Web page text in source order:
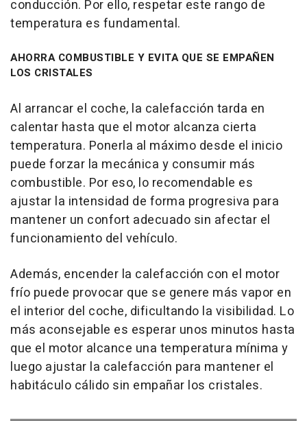
conducción. Por ello, respetar este rango de
temperatura es fundamental.
AHORRA COMBUSTIBLE Y EVITA QUE SE EMPAÑEN
LOS CRISTALES
Al arrancar el coche, la calefacción tarda en
calentar hasta que el motor alcanza cierta
temperatura. Ponerla al máximo desde el inicio
puede forzar la mecánica y consumir más
combustible. Por eso, lo recomendable es
ajustar la intensidad de forma progresiva para
mantener un confort adecuado sin afectar el
funcionamiento del vehículo.
Además, encender la calefacción con el motor
frío puede provocar que se genere más vapor en
el interior del coche, dificultando la visibilidad. Lo
más aconsejable es esperar unos minutos hasta
que el motor alcance una temperatura mínima y
luego ajustar la calefacción para mantener el
habitáculo cálido sin empañar los cristales.